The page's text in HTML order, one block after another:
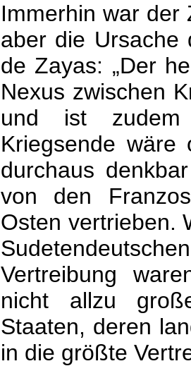
Immerhin war der
aber die Ursache
de Zayas: „Der
Nexus zwischen
und ist zudem
Kriegsende wäre
durchaus
von den
Osten vertrieben.
Vertreibung
nicht allzu
Staaten, deren
in die größte